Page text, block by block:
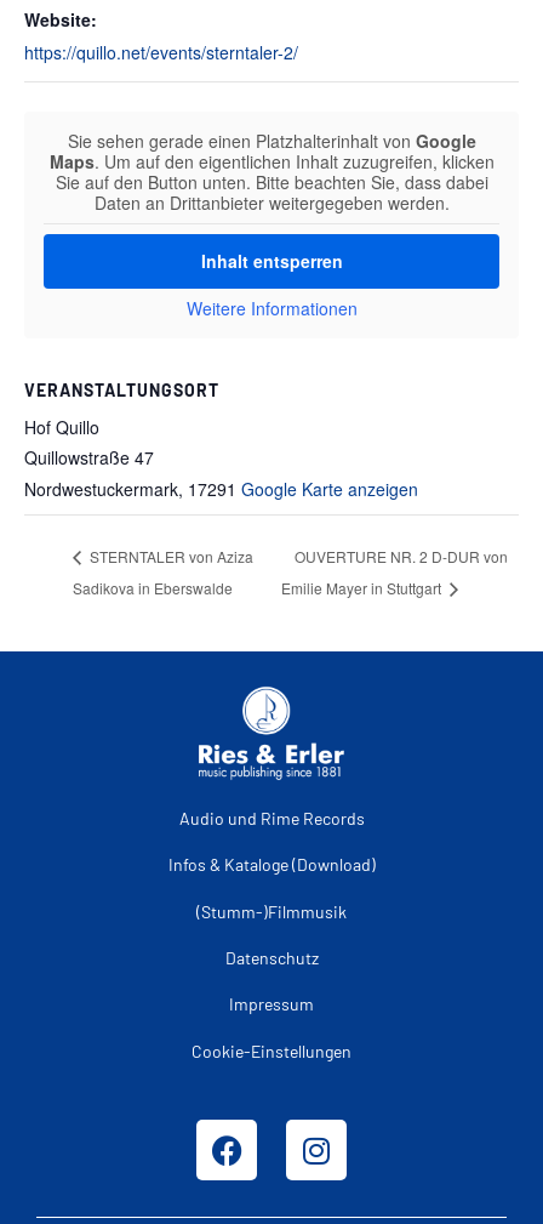
Website:
https://quillo.net/events/sterntaler-2/
VERANSTALTUNGSORT
Hof Quillo
Quillowstraße 47
Nordwestuckermark, 17291 Google Karte anzeigen
Sie sehen gerade einen Platzhalterinhalt von Google
Maps. Um auf den eigentlichen Inhalt zuzugreifen, klicken
Sie auf den Button unten. Bitte beachten Sie, dass dabei
Daten an Drittanbieter weitergegeben werden.
Inhalt entsperren
Weitere Informationen
STERNTALER von Aziza
Sadikova in Eberswalde
OUVERTURE NR. 2 D-DUR von
Emilie Mayer in Stuttgart
Audio und Rime Records
Infos & Kataloge (Download)
(Stumm-)Filmmusik
Datenschutz
Impressum
Cookie-Einstellungen